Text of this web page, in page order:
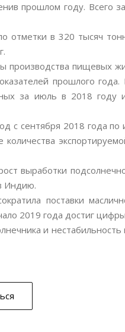
прошлом году. Всего
отметки в 320 тысяч
пищевых
прошлого
за июль в 2018 году
с сентября 2018 года
выработки
Индию.
поставки
2019 года достиг
и нестабильность